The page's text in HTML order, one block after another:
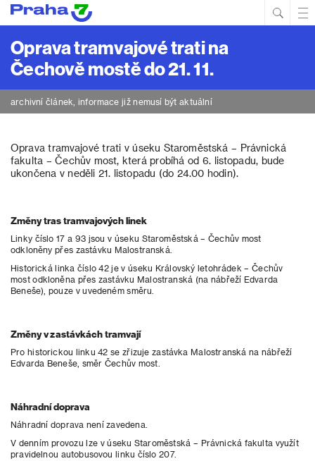
Oprava tramvajové trati na
Čechově mostě do 21. 11.
archivní článek, informace již nemusí být aktuální
Oprava tramvajové trati v úseku Staroměstská – Právnická
fakulta – Čechův most, která probíhá od 6. listopadu, bude
ukončena v neděli 21. listopadu (do 24.00 hodin).
Změny tras tramvajových linek
Linky číslo 17 a 93 jsou v úseku Staroměstská – Čechův most
odkloněny přes zastávku Malostranská.
Historická linka číslo 42 je v úseku Královský letohrádek – Čechův
most odkloněna přes zastávku Malostranská (na nábřeží Edvarda
Beneše), pouze v uvedeném směru.
Změny v zastávkách tramvají
Pro historickou linku 42 se zřizuje zastávka Malostranská na nábřeží
Edvarda Beneše, směr Čechův most.
Náhradní doprava
Náhradní doprava není zavedena.
V denním provozu lze v úseku Staroměstská – Právnická fakulta využít
pravidelnou autobusovou linku číslo 207.